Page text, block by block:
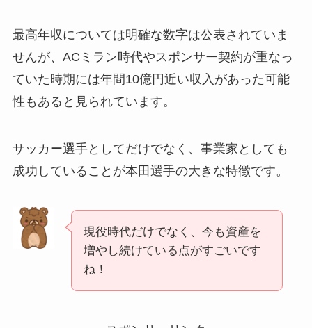
最高年収については明確な数字は公表されていま
せんが、ACミラン時代やスポンサー契約が重なっ
ていた時期には年間10億円近い収入があった可能
性もあると見られています。
サッカー選手としてだけでなく、事業家としても
成功していることが本田選手の大きな特徴です。
現役時代だけでなく、今も資産を
増やし続けている点がすごいです
ね！